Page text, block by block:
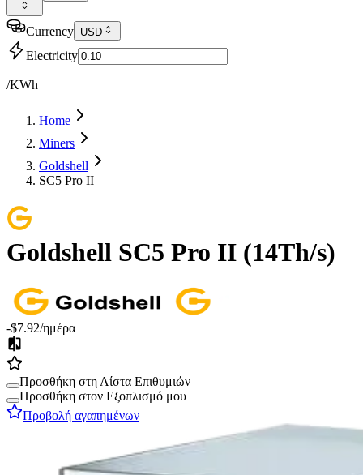
Currency USD
Electricity
/KWh
Home
Miners
Goldshell
SC5 Pro II
Goldshell SC5 Pro II (14Th/s)
-$7.92/ημέρα
Προσθήκη στη Λίστα Επιθυμιών
Προσθήκη στον Εξοπλισμό μου
Προβολή αγαπημένων